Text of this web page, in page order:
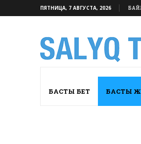
ПЯТНИЦА, 7 АВГУСТА, 2026
БАСТЫ БЕТ БАСТЫ